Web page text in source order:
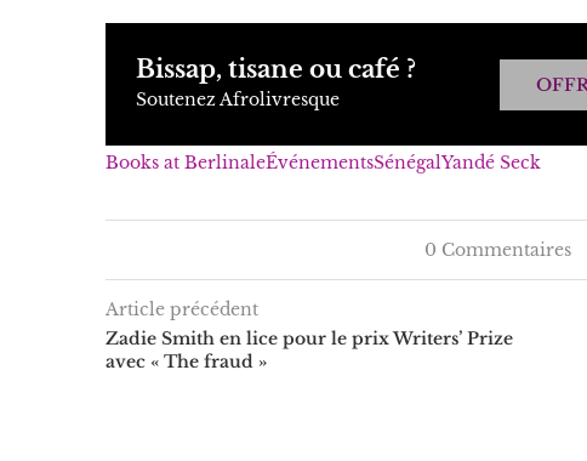
Bissap, tisane ou café ?
Soutenez Afrolivresque
Books at BerlinaleÉvénementsSénégalYandé Seck
0 Commentaires
Article précédent
Zadie Smith en lice pour le prix Writers’ Prize
avec « The fraud »